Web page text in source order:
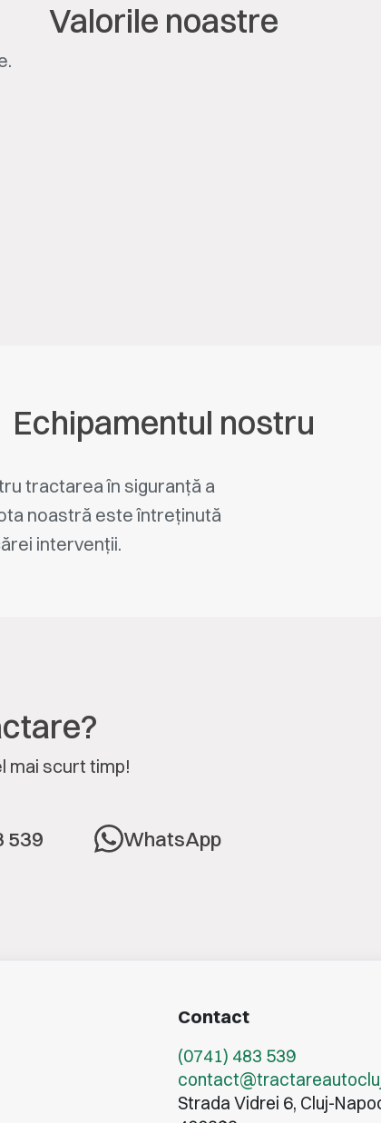
Valorile noastre
Echipamentul nostru
tractarea în siguranță a
noastră este întreținută
intervenții.
mai scurt timp!
539 WhatsApp
Contact
(0741) 483 539
Strada Vidrei 6, Cluj-